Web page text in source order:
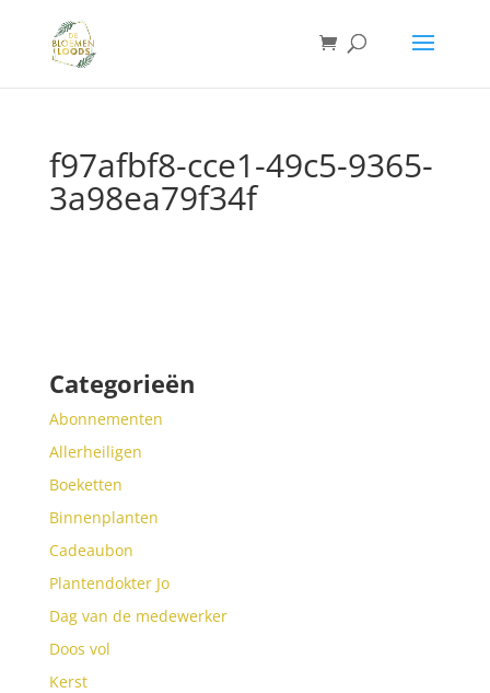
f97afbf8-cce1-49c5-9365-
3a98ea79f34f
Categorieën
Abonnementen
Allerheiligen
Boeketten
Binnenplanten
Cadeaubon
Plantendokter Jo
Dag van de medewerker
Doos vol
Kerst